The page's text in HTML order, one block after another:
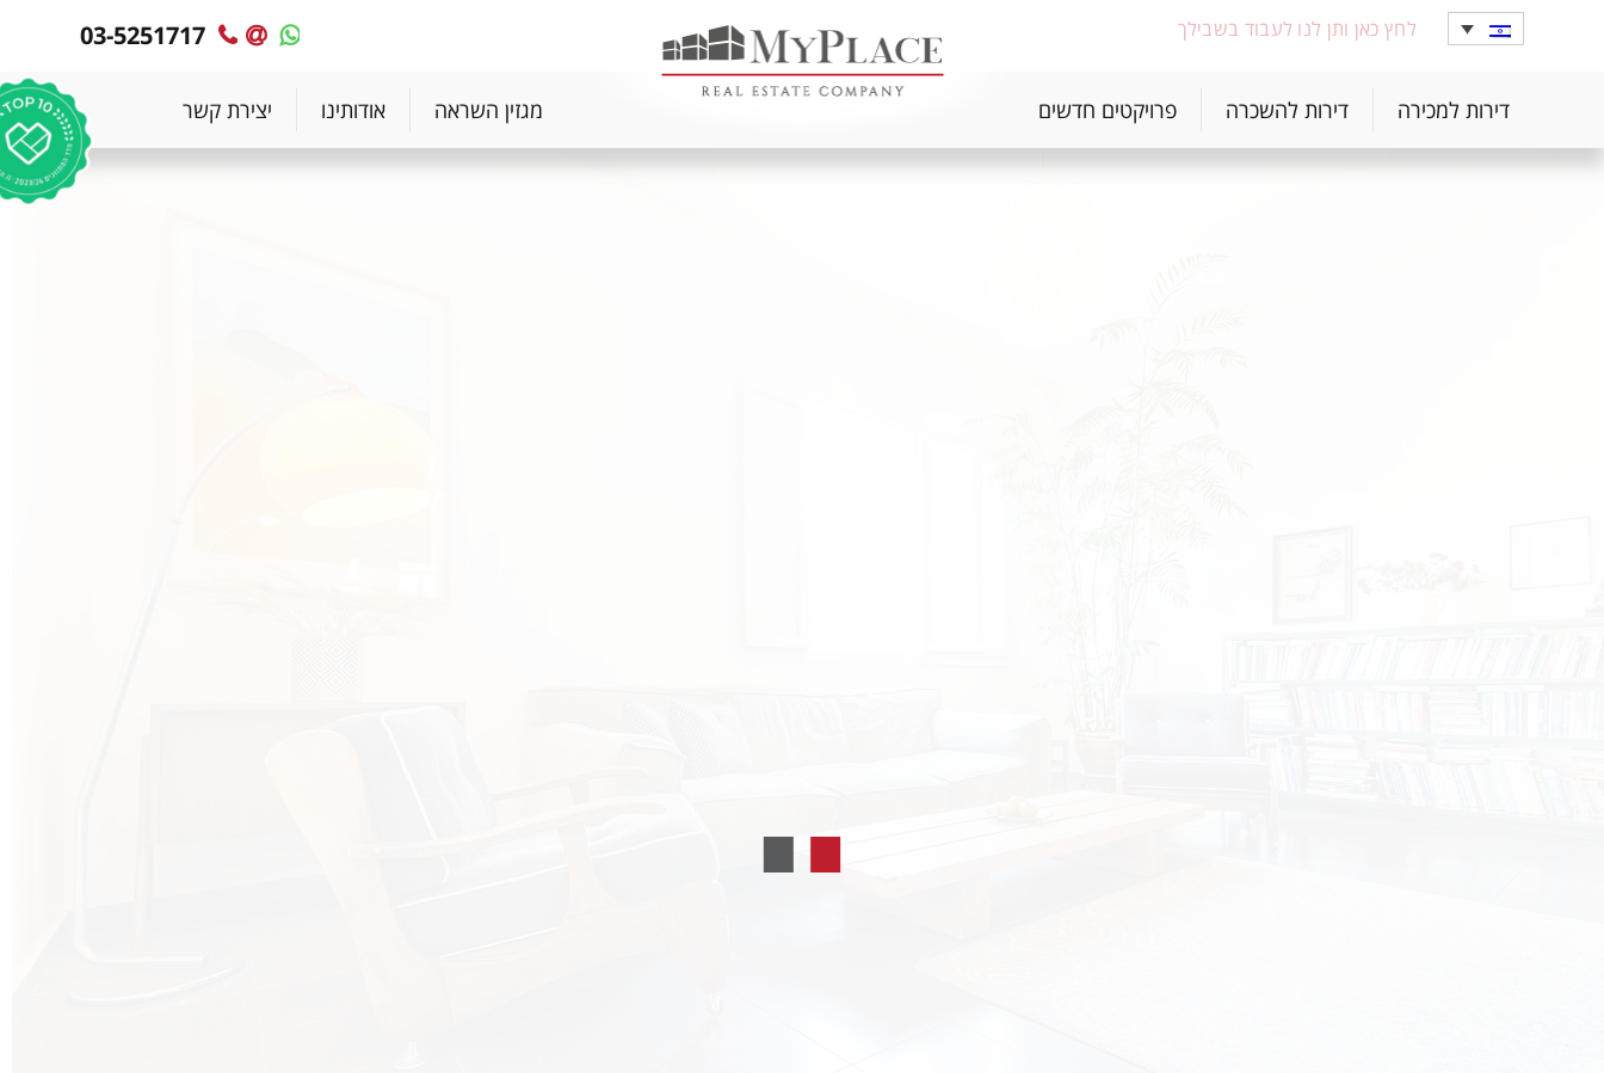
לחץ כאן ותן לנו לעבוד בשבילך
MyPlace
MyPlace
עימנו
קשר
03-5251717
דירות למכירה דירות להשכרה פרויקטים חדשים מגזין השראה אודותינו יצירת קשר